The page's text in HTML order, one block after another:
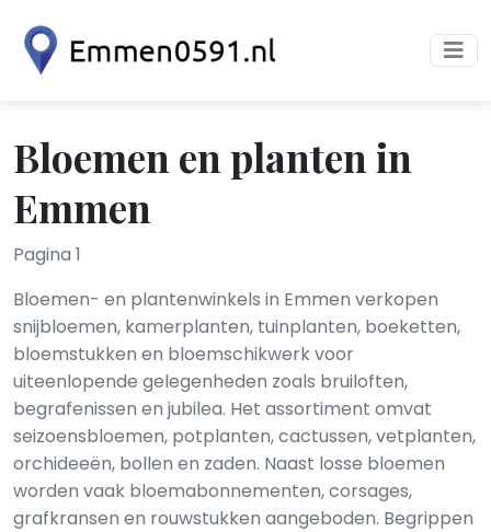
Bloemen en planten in
Emmen
Pagina 1
Bloemen- en plantenwinkels in Emmen verkopen
snijbloemen, kamerplanten, tuinplanten, boeketten,
bloemstukken en bloemschikwerk voor
uiteenlopende gelegenheden zoals bruiloften,
begrafenissen en jubilea. Het assortiment omvat
seizoensbloemen, potplanten, cactussen, vetplanten,
orchideeën, bollen en zaden. Naast losse bloemen
worden vaak bloemabonnementen, corsages,
grafkransen en rouwstukken aangeboden. Begrippen